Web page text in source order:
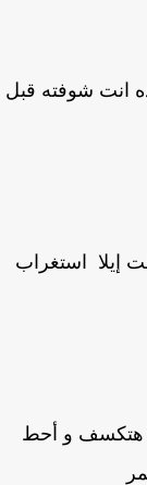
انت شوفته قبل
استغراب
هتكسف و أحط